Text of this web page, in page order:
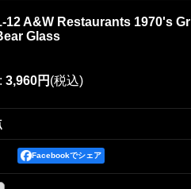
12 A&W Restaurants 1970's Gr
Glass
: 3,960円 (税込)
Facebookでシェア